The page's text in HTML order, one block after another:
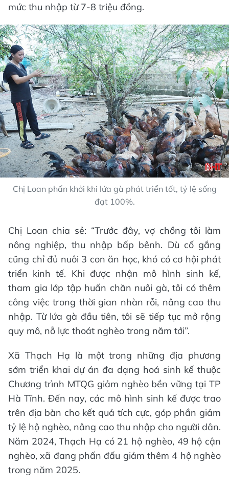
mức thu nhập từ 7-8 triệu đồng.
Chị Loan phấn khởi khi lứa gà phát triển tốt, tỷ lệ sống
đạt 100%.
Chị Loan chia sẻ: “Trước đây, vợ chồng tôi làm
nông nghiệp, thu nhập bấp bênh. Dù cố gắng
cũng chỉ đủ nuôi 3 con ăn học, khó có cơ hội phát
triển kinh tế. Khi được nhận mô hình sinh kế,
tham gia lớp tập huấn chăn nuôi gà, tôi có thêm
công việc trong thời gian nhàn rỗi, nâng cao thu
nhập. Từ lứa gà đầu tiên, tôi sẽ tiếp tục mở rộng
quy mô, nỗ lực thoát nghèo trong năm tới”.
Xã Thạch Hạ là một trong những địa phương
sớm triển khai dự án đa dạng hoá sinh kế thuộc
Chương trình MTQG giảm nghèo bền vững tại TP
Hà Tĩnh. Đến nay, các mô hình sinh kế được trao
trên địa bàn cho kết quả tích cực, góp phần giảm
tỷ lệ hộ nghèo, nâng cao thu nhập cho người dân.
Năm 2024, Thạch Hạ có 21 hộ nghèo, 49 hộ cận
nghèo, xã đang phấn đấu giảm thêm 4 hộ nghèo
trong năm 2025.